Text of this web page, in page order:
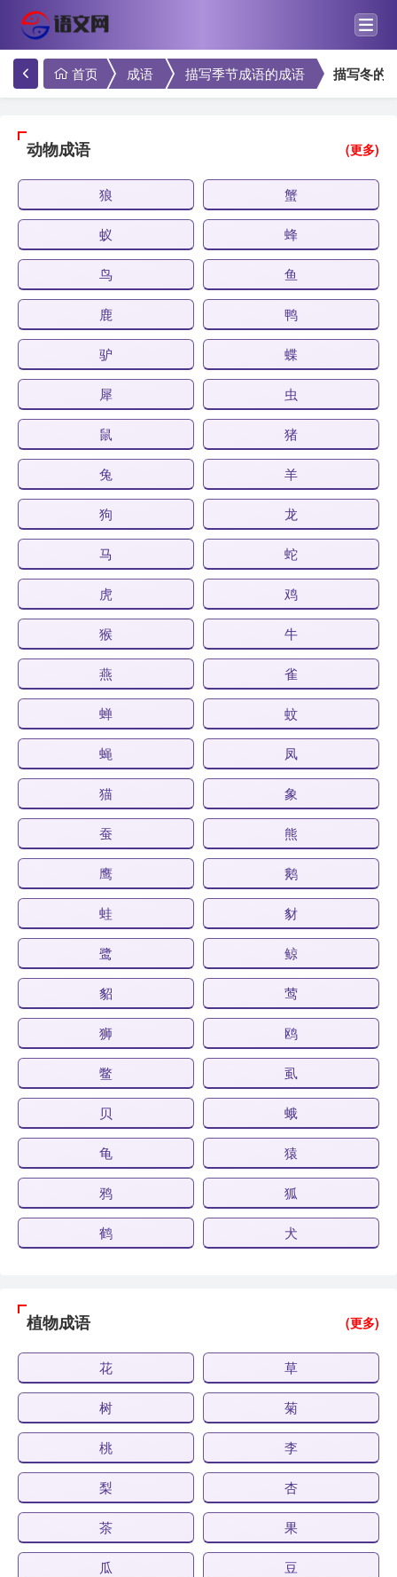
首页 成语 描写季节成语的成语 描写冬的
动物成语 (更多)
狼 蟹
蚁 蜂
鸟 鱼
鹿 鸭
驴 蝶
犀 虫
鼠 猪
兔 羊
狗 龙
马 蛇
虎 鸡
猴 牛
燕 雀
蝉 蚊
蝇 凤
猫 象
蚕 熊
鹰 鹅
蛙 豺
鹭 鲸
貂 莺
狮 鸥
鳖 虱
贝 蛾
龟 猿
鸦 狐
鹤 犬
植物成语 (更多)
花 草
树 菊
桃 李
梨 杏
茶 果
瓜 豆